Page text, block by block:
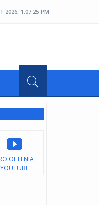
2026, 1:07:26 PM
OLTENIA
YOUTUBE